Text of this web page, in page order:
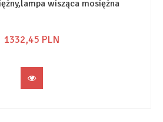
wisząca mosiężna
1332,45PLN